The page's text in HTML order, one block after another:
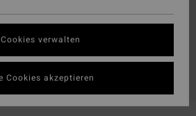
Cookies verwalten
Cookies akzeptieren